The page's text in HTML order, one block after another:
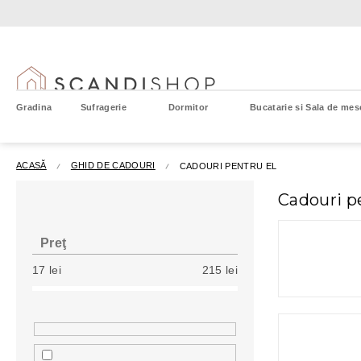
Gradina Sufragerie Dormitor Bucatarie si Sala de
ACASĂ GHID DE CADOURI CADOURI PENTRU EL
Preţ
17 lei 215 lei
Cadouri